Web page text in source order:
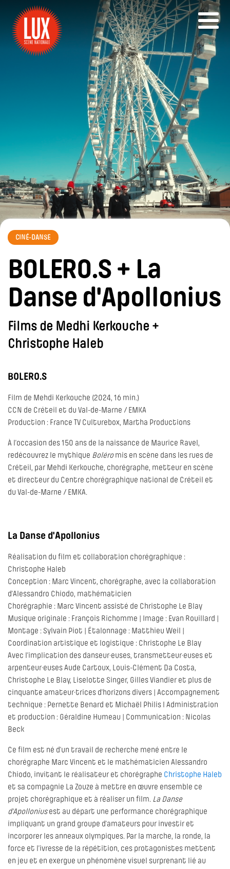
CINÉ-DANSE
BOLERO.S + La
Danse d'Apollonius
Films de Medhi Kerkouche +
Christophe Haleb
BOLERO.S
Film de Mehdi Kerkouche (2024, 16 min.)
CCN de Créteil et du Val-de-Marne / EMKA
Production : France TV Culturebox, Martha Productions
À l’occasion des 150 ans de la naissance de Maurice Ravel,
redécouvrez le mythique Boléromis en scène dans les rues de
Créteil, par Mehdi Kerkouche, chorégraphe, metteur en scène
et directeur du Centre chorégraphique national de Créteil et
du Val-de-Marne / EMKA.
La Danse d'Apollonius
Réalisation du film et collaboration chorégraphique :
Christophe Haleb
Conception : Marc Vincent, chorégraphe, avec la collaboration
d’Alessandro Chiodo, mathématicien
Chorégraphie : Marc Vincent assisté de Christophe Le Blay
Musique originale : François Richomme | Image : Evan Rouillard |
Montage : Sylvain Piot | Étalonnage : Matthieu Weil |
Coordination artistique et logistique : Christophe Le Blay
Avec l’implication des danseur·euses, transmetteur·euses et
arpenteur·euses Aude Cartoux, Louis-Clément Da Costa,
Christophe Le Blay, Liselotte Singer, Gilles Viandier et plus de
cinquante amateur·trices d’horizons divers | Accompagnement
technique : Pernette Benard et Michaël Philis l Administration
et production : Géraldine Humeau | Communication : Nicolas
Beck
Ce film est né d’un travail de recherche mené entre le
chorégraphe Marc Vincent et le mathématicien Alessandro
Chiodo, invitant le réalisateur et chorégraphe Christophe Haleb
et sa compagnie La Zouze à mettre en œuvre ensemble ce
projet chorégraphique et à réaliser un film. La Danse
d'Apolloniusest au départ une performance chorégraphique
impliquant un grand groupe d’amateurs pour investir et
incorporer les anneaux olympiques. Par la marche, la ronde, la
force et l’ivresse de la répétition, ces protagonistes mettent
en jeu et en exergue un phénomène visuel surprenant lié au